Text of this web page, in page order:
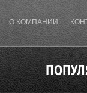
О КОМПАНИИ